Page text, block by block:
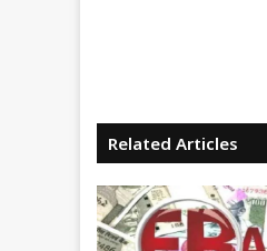
Related Articles